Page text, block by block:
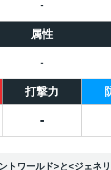
-
属性
-
打撃力
-
トワールド>と<ジェネ